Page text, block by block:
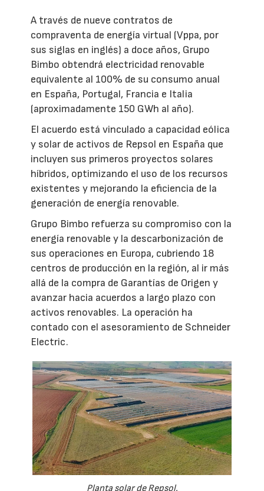
A través de nueve contratos de
compraventa de energía virtual (Vppa, por
sus siglas en inglés) a doce años, Grupo
Bimbo obtendrá electricidad renovable
equivalente al 100% de su consumo anual
en España, Portugal, Francia e Italia
(aproximadamente 150 GWh al año).
El acuerdo está vinculado a capacidad eólica
y solar de activos de Repsol en España que
incluyen sus primeros proyectos solares
híbridos, optimizando el uso de los recursos
existentes y mejorando la eficiencia de la
generación de energía renovable.
Grupo Bimbo refuerza su compromiso con la
energía renovable y la descarbonización de
sus operaciones en Europa, cubriendo 18
centros de producción en la región, al ir más
allá de la compra de Garantías de Origen y
avanzar hacia acuerdos a largo plazo con
activos renovables. La operación ha
contado con el asesoramiento de Schneider
Electric.
Planta solar de Repsol.